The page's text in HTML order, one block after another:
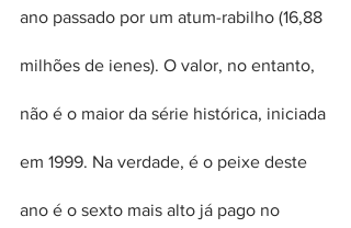
ano passado por um atum-rabilho (16,88
milhões de ienes). O valor, no entanto,
não é o maior da série histórica, iniciada
em 1999. Na verdade, é o peixe deste
ano é o sexto mais alto já pago no